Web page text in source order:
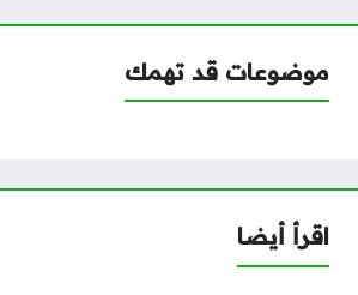
موضوعات قد تهمك
اقرأ أيضا